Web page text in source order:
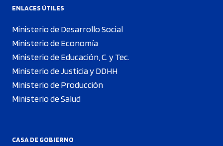
ENLACES ÚTILES
Ministerio de Desarrollo Social
Ministerio de Economía
Ministerio de Educación, C. y Tec.
Ministerio de Justicia y DDHH
Ministerio de Producción
Ministerio de Salud
CASA DE GOBIERNO